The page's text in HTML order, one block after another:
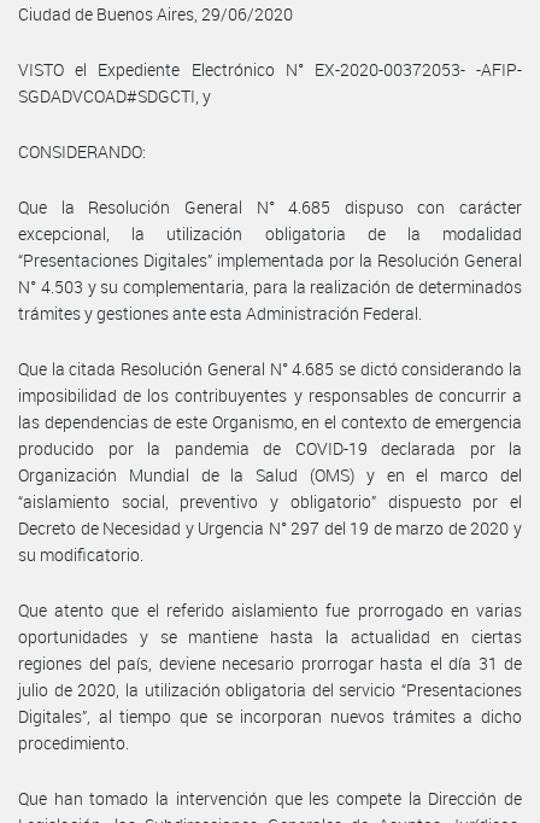
Ciudad de Buenos Aires, 29/06/2020
VISTO el Expediente Electrónico N° EX-2020-00372053- -AFIP-
SGDADVCOAD#SDGCTI, y
CONSIDERANDO:
Que la Resolución General N° 4.685 dispuso con carácter
excepcional, la utilización obligatoria de la modalidad
“Presentaciones Digitales” implementada por la Resolución General
N° 4.503 y su complementaria, para la realización de determinados
trámites y gestiones ante esta Administración Federal.
Que la citada Resolución General N° 4.685 se dictó considerando la
imposibilidad de los contribuyentes y responsables de concurrir a
las dependencias de este Organismo, en el contexto de emergencia
producido por la pandemia de COVID-19 declarada por la
Organización Mundial de la Salud (OMS) y en el marco del
“aislamiento social, preventivo y obligatorio” dispuesto por el
Decreto de Necesidad y Urgencia N° 297 del 19 de marzo de 2020 y
su modificatorio.
Que atento que el referido aislamiento fue prorrogado en varias
oportunidades y se mantiene hasta la actualidad en ciertas
regiones del país, deviene necesario prorrogar hasta el día 31 de
julio de 2020, la utilización obligatoria del servicio “Presentaciones
Digitales”, al tiempo que se incorporan nuevos trámites a dicho
procedimiento.
Que han tomado la intervención que les compete la Dirección de